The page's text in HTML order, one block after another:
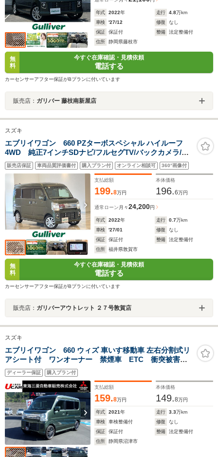
年式 2022年 走行 4.8万km
車検
'27/12 修復
なし
保証
保証付 整備
法定整備付
住所
静岡県藤枝市
無
料
今すぐ在庫確認・見積依頼
電話する
カーセンサーアフター保証がBプランに付いています
販売店： ガリバー 藤枝南新屋店
スズキ
エブリイワゴン 660 PZターボスペシャル ハイルーフ
4WD 純正7インチSDナビ/フルセグTV/バックカメラ/デ
ュアルカメラブレーキサポート/車線逸脱警報機能/コーナ
ーセンサー/オートハイビーム/ETC/前後ドライブレコーダ
ー/オートステップ/シートヒーター
販売店保証 車両品質評価書付 購入プラン付 オンライン相談可 360°画像付
支払総額
199.8万円
本体価格
196.6万円
通常ローン 月々24,200円
年式 2022年 走行 0.7万km
車検
'27/01 修復
なし
保証
保証付 整備
法定整備付
住所
福井県敦賀市
無
料
今すぐ在庫確認・見積依頼
電話する
カーセンサーアフター保証がBプランに付いています
販売店： ガリバーアウトレット ２７号敦賀店
スズキ
エブリイワゴン 660 ウィズ 車いす移動車 左右分割式リ
アシート付 ワンオーナー 禁煙車 ETC 衝突被害軽
減ブレーキシステム 誤発進抑制システム 横滑り防止
装置 車線逸脱警報システム CDオーディオ HIDヘッ
ドライト スマートキー 15インチアルミホイール
ディーラー保証 購入プラン付
支払総額
159.8万円
本体価格
149.8万円
年式 2021年 走行 3.3万km
車検
車検整備付 修復
なし
保証
保証付 整備
法定整備付
住所
静岡県沼津市